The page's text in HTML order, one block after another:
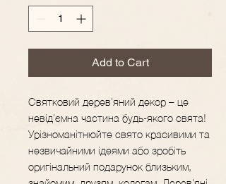
Add to Cart
Святковий дерев'яний декор – це
невід'ємна частина будь-якого свята!
Урізноманітнюйте свято красивими та
незвичайними ідеями або зробіть
оригінальний подарунок близьким,